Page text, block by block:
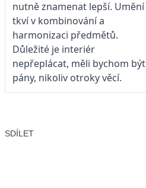
nutně znamenat lepší. Umění
tkví v kombinování a
harmonizaci předmětů.
Důležité je interiér
nepřeplácat, měli bychom být
pány, nikoliv otroky věcí.
SDÍLET